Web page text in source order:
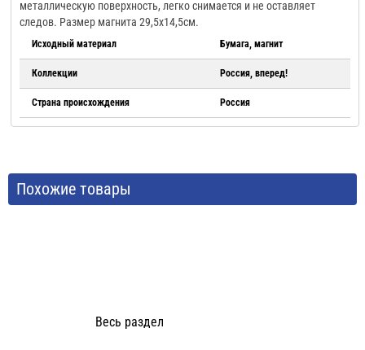
металлическую поверхность, легко снимается и не оставляет
следов. Размер магнита 29,5х14,5см.
Исходный материал Бумага, магнит
Коллекции Россия, вперед!
Страна происхождения Россия
Похожие товары
Весь раздел